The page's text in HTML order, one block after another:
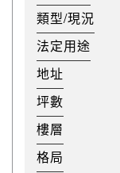
類型/現況
法定用途
地址
坪數
樓層
格局